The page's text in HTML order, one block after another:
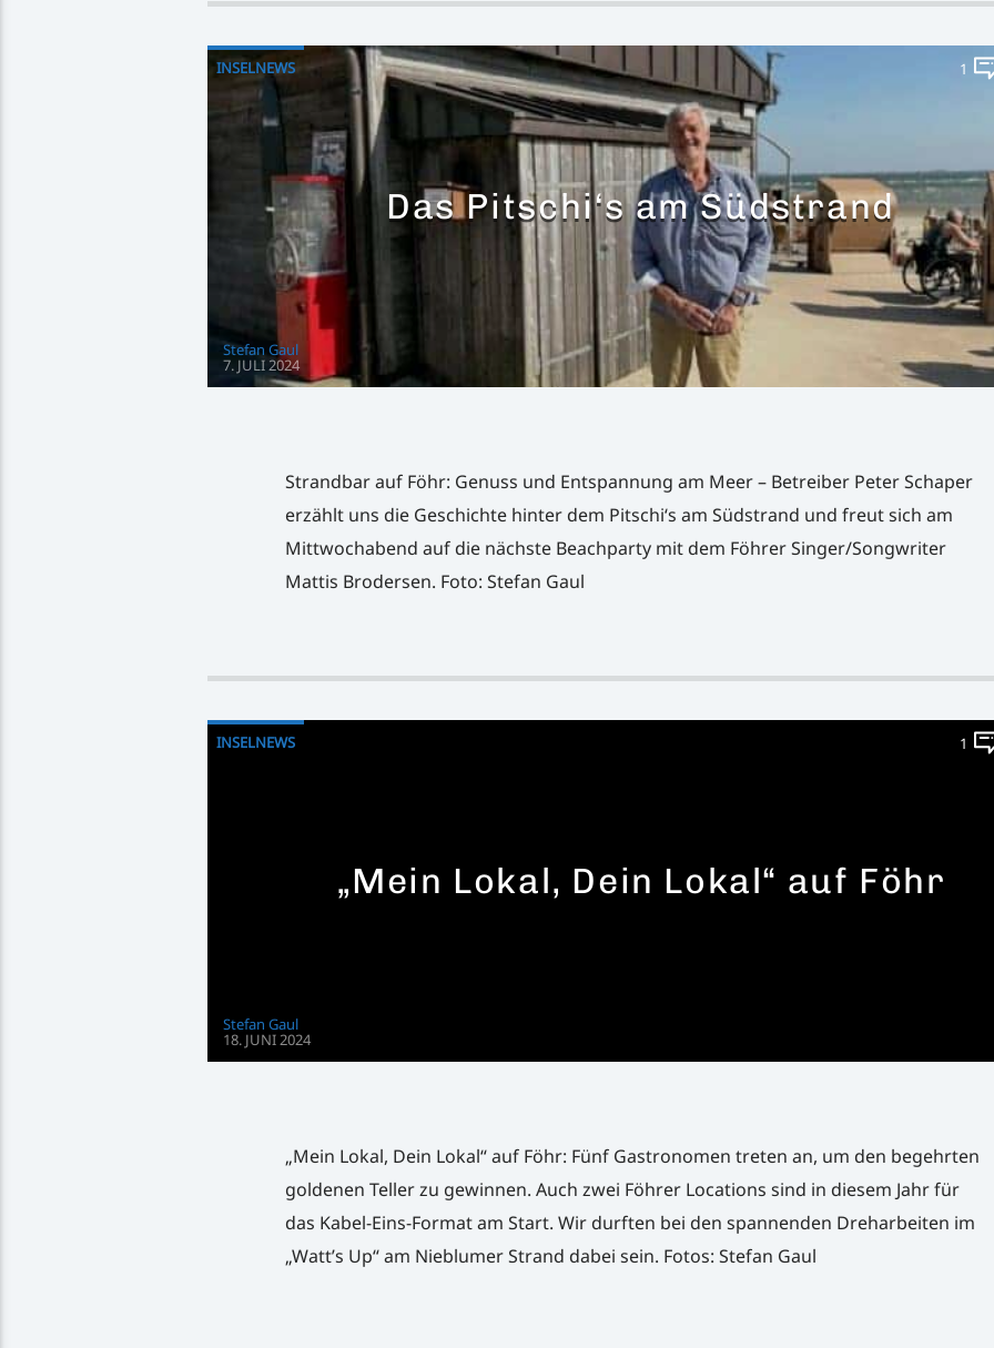
INSELNEWS 1
Das Pitschi‘s am Südstrand
Stefan Gaul
7. JULI 2024
Strandbar auf Föhr: Genuss und Entspannung am Meer – Betreiber Peter Schaper
erzählt uns die Geschichte hinter dem Pitschi‘s am Südstrand und freut sich am
Mittwochabend auf die nächste Beachparty mit dem Föhrer Singer/Songwriter
Mattis Brodersen. Foto: Stefan Gaul
INSELNEWS 1
„Mein Lokal, Dein Lokal“ auf Föhr
Stefan Gaul
18. JUNI 2024
„Mein Lokal, Dein Lokal“ auf Föhr: Fünf Gastronomen treten an, um den begehrten
goldenen Teller zu gewinnen. Auch zwei Föhrer Locations sind in diesem Jahr für
das Kabel-Eins-Format am Start. Wir durften bei den spannenden Dreharbeiten im
„Watt’s Up“ am Nieblumer Strand dabei sein. Fotos: Stefan Gaul